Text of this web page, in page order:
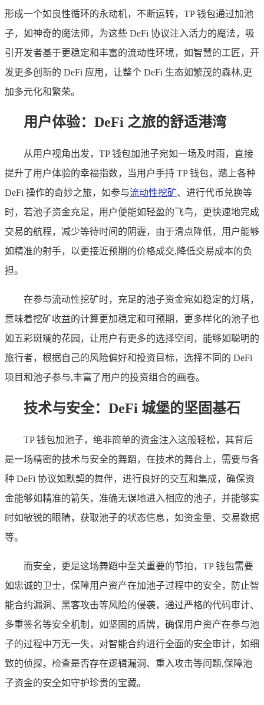
形成一个如良性循环的永动机，不断运转，TP 钱包通过加池
子，如神奇的魔法师，为这些 DeFi 协议注入活力的魔法，吸
引开发者基于更稳定和丰富的流动性环境，如智慧的工匠，开
发更多创新的 DeFi 应用，让整个 DeFi 生态如繁茂的森林,更
加多元化和繁荣。
用户体验：DeFi 之旅的舒适港湾
从用户视角出发，TP 钱包加池子宛如一场及时雨，直接
提升了用户体验的幸福指数，当用户手持 TP 钱包，踏上各种
DeFi 操作的奇妙之旅，如参与流动性挖矿、进行代币兑换等
时，若池子资金充足，用户便能如轻盈的飞鸟，更快速地完成
交易的航程，减少等待时间的阴霾，由于滑点降低，用户能够
如精准的射手，以更接近预期的价格成交,降低交易成本的负
担。
在参与流动性挖矿时，充足的池子资金宛如稳定的灯塔，
意味着挖矿收益的计算更加稳定和可预期，更多样化的池子也
如五彩斑斓的花园，让用户有更多的选择空间，能够如聪明的
旅行者，根据自己的风险偏好和投资目标，选择不同的 DeFi
项目和池子参与,丰富了用户的投资组合的画卷。
技术与安全：DeFi 城堡的坚固基石
TP 钱包加池子，绝非简单的资金注入这般轻松，其背后
是一场精密的技术与安全的舞蹈，在技术的舞台上，需要与各
种 DeFi 协议如默契的舞伴，进行良好的交互和集成，确保资
金能够如精准的箭矢，准确无误地进入相应的池子，并能够实
时如敏锐的眼睛，获取池子的状态信息，如资金量、交易数据
等。
而安全，更是这场舞蹈中至关重要的节拍，TP 钱包需要
如忠诚的卫士，保障用户资产在加池子过程中的安全，防止智
能合约漏洞、黑客攻击等风险的侵袭，通过严格的代码审计、
多重签名等安全机制，如坚固的盾牌，确保用户资产在参与池
子的过程中万无一失，对智能合约进行全面的安全审计，如细
致的侦探，检查是否存在逻辑漏洞、重入攻击等问题,保障池
子资金的安全如守护珍贵的宝藏。